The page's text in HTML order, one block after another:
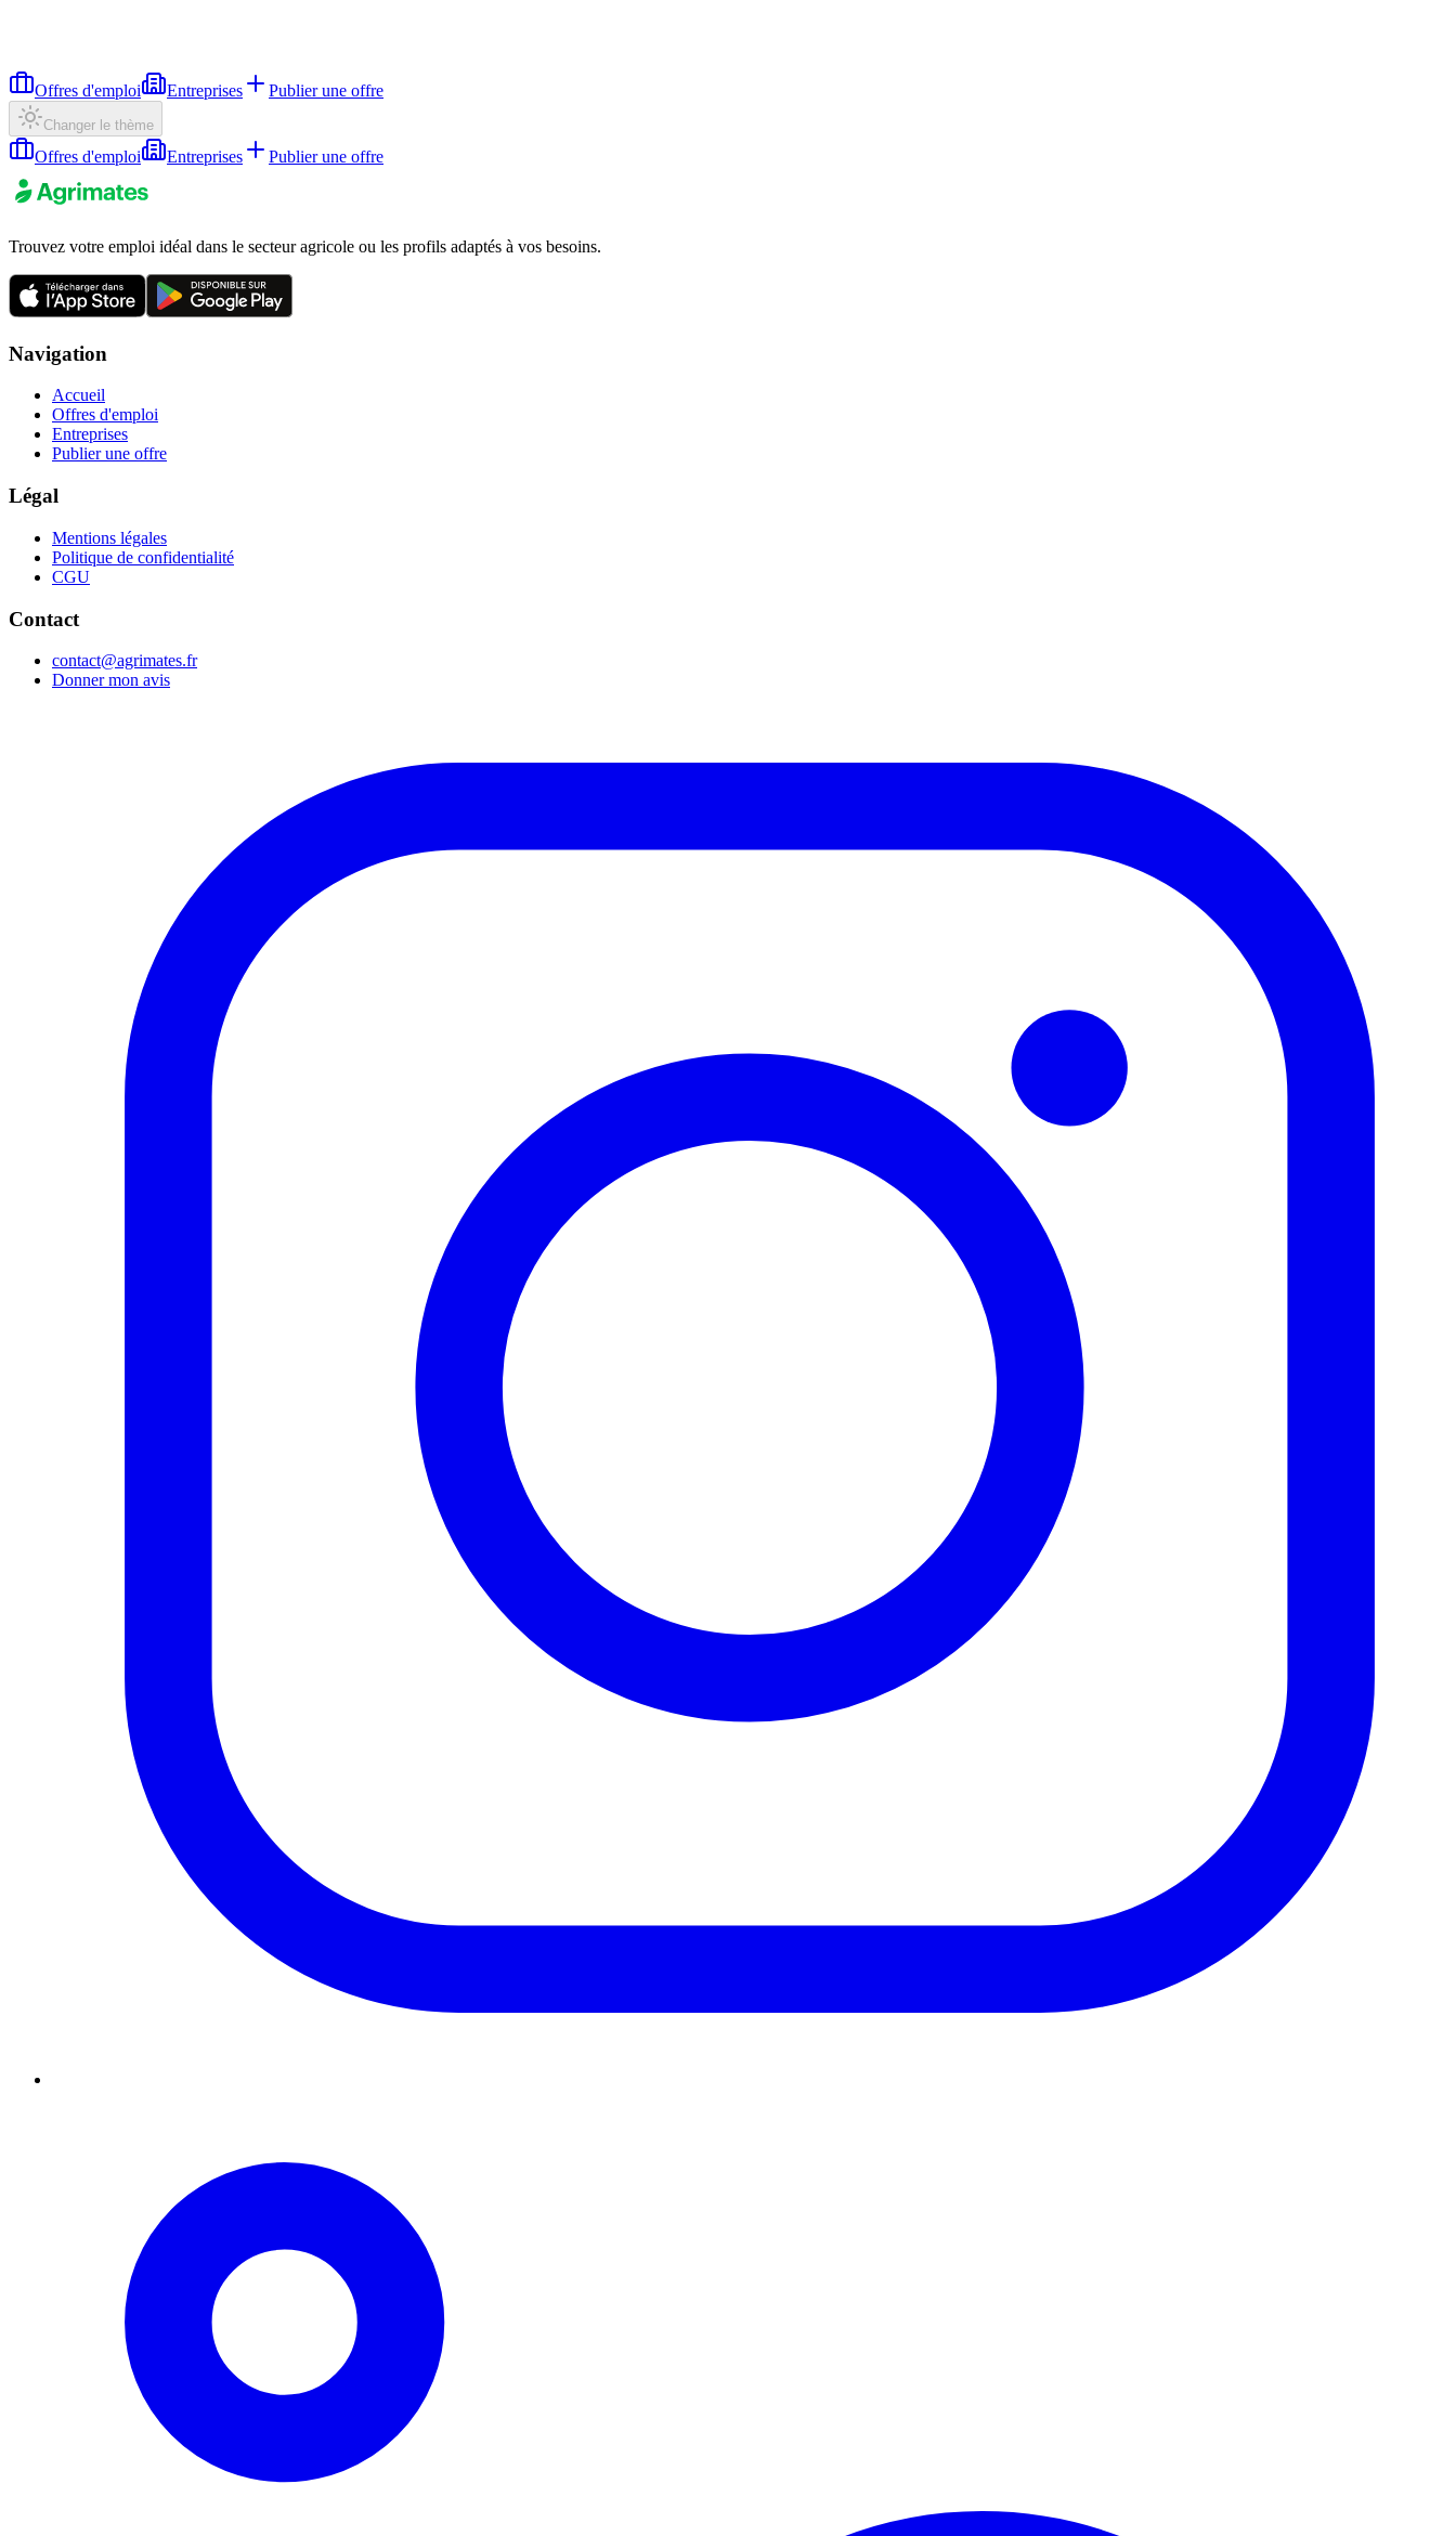
Offres d'emploi Entreprises Publier une offre
Changer le thème
Offres d'emploi Entreprises Publier une offre
Trouvez votre emploi idéal dans le secteur agricole ou les profils adaptés à vos besoins.
Navigation
Accueil
Offres d'emploi
Entreprises
Publier une offre
Légal
Mentions légales
Politique de confidentialité
CGU
Contact
contact@agrimates.fr
Donner mon avis